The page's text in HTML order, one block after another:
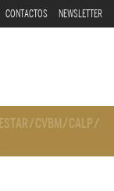
CONTACTOS NEWSLETTER
/CVBM/CALP/